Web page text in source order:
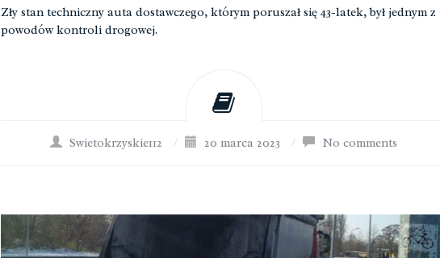
Zły stan techniczny auta dostawczego, którym poruszał się 43-latek, był jednym z
powodów kontroli drogowej.
Swietokrzyskie112 / 20 marca 2023 / No comments